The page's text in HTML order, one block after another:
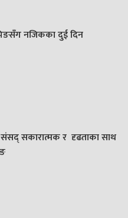
नजिकका दुई दिन
संसद् सकारात्मक र दृढताका साथ